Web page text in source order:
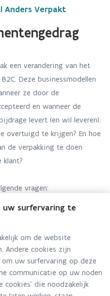
Anders Verpakt
een verandering van het
Deze businessmodellen
ze door de
en wanneer de
levert (en wil leveren).
overtuigd te krijgen? En hoe
de verpakking te doen
klant?
vragen:
van herbruikbare
klant?
bij gebruik van
weglaten van de
uw surfervaring te
om de website
Andere cookies zijn
uw surfervaring op deze
communicatie op uw noden
cookies' die noodzakelijk